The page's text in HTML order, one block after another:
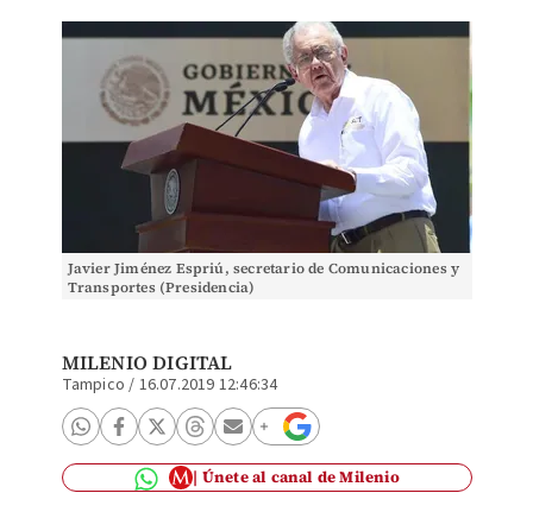
Javier Jiménez Espriú, secretario de Comunicaciones y
Transportes (Presidencia)
MILENIO DIGITAL
Tampico / 16.07.2019 12:46:34
Únete al canal de Milenio